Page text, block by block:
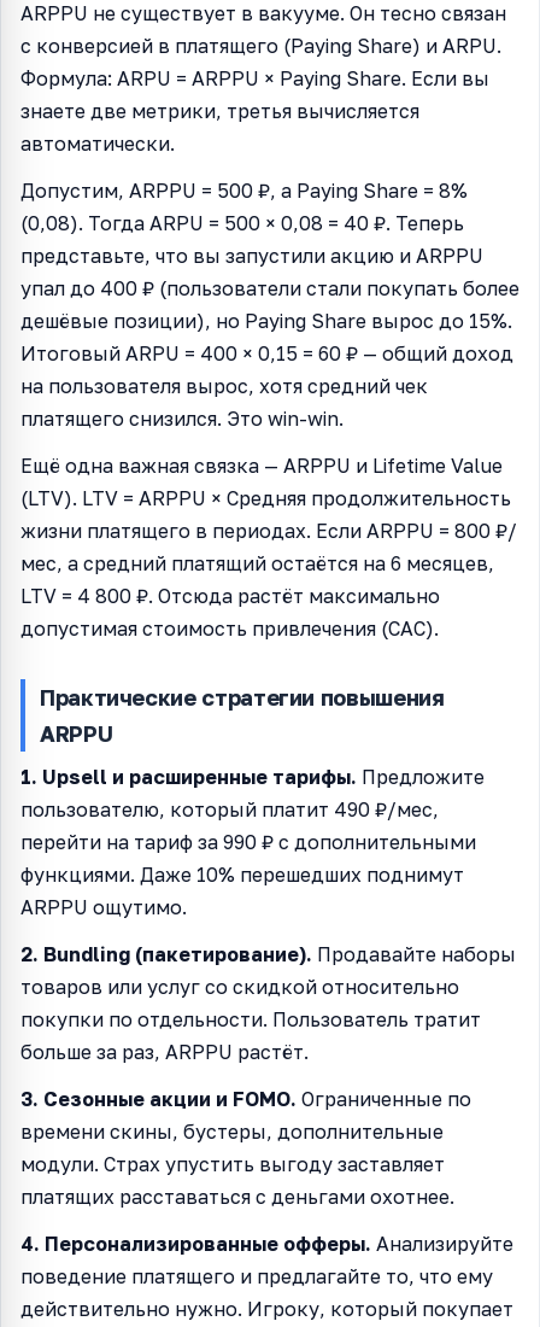
ARPPU не существует в вакууме. Он тесно связан
с конверсией в платящего (Paying Share) и ARPU.
Формула: ARPU = ARPPU × Paying Share. Если вы
знаете две метрики, третья вычисляется
автоматически.
Допустим, ARPPU = 500 ₽, а Paying Share = 8%
(0,08). Тогда ARPU = 500 × 0,08 = 40 ₽. Теперь
представьте, что вы запустили акцию и ARPPU
упал до 400 ₽ (пользователи стали покупать более
дешёвые позиции), но Paying Share вырос до 15%.
Итоговый ARPU = 400 × 0,15 = 60 ₽ — общий доход
на пользователя вырос, хотя средний чек
платящего снизился. Это win-win.
Ещё одна важная связка — ARPPU и Lifetime Value
(LTV). LTV = ARPPU × Средняя продолжительность
жизни платящего в периодах. Если ARPPU = 800 ₽/
мес, а средний платящий остаётся на 6 месяцев,
LTV = 4 800 ₽. Отсюда растёт максимально
допустимая стоимость привлечения (CAC).
Практические стратегии повышения
ARPPU
1. Upsell и расширенные тарифы. Предложите
пользователю, который платит 490 ₽/мес,
перейти на тариф за 990 ₽ с дополнительными
функциями. Даже 10% перешедших поднимут
ARPPU ощутимо.
2. Bundling (пакетирование). Продавайте наборы
товаров или услуг со скидкой относительно
покупки по отдельности. Пользователь тратит
больше за раз, ARPPU растёт.
3. Сезонные акции и FOMO. Ограниченные по
времени скины, бустеры, дополнительные
модули. Страх упустить выгоду заставляет
платящих расставаться с деньгами охотнее.
4. Персонализированные офферы. Анализируйте
поведение платящего и предлагайте то, что ему
действительно нужно. Игроку, который покупает